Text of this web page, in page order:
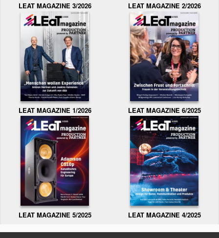
LEAT MAGAZINE 3/2026 LEAT MAGAZINE 2/2026
LEAT MAGAZINE 1/2026 LEAT MAGAZINE 6/2025
LEAT MAGAZINE 5/2025 LEAT MAGAZINE 4/2025